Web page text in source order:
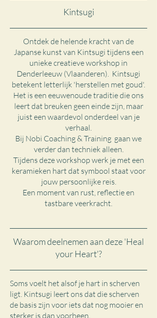
Kintsugi
Ontdek de helende kracht van de
Japanse kunst van Kintsugi tijdens een
unieke creatieve workshop in
Denderleeuw (Vlaanderen). Kintsugi
betekent letterlijk 'herstellen met goud'.
Het is een eeuwenoude traditie die ons
leert dat breuken geen einde zijn, maar
juist een waardevol onderdeel van je
verhaal.
Bij Nobi Coaching & Training gaan we
verder dan techniek alleen.
Tijdens deze workshop werk je met een
keramieken hart dat symbool staat voor
jouw persoonlijke reis.
Een moment van rust, reflectie en
tastbare veerkracht.
Waarom deelnemen aan deze 'Heal
your Heart'?
Soms voelt het alsof je hart in scherven
ligt. Kintsugi leert ons dat die scherven
de basis zijn voor iets dat nog mooier en
sterker is dan voorheen.